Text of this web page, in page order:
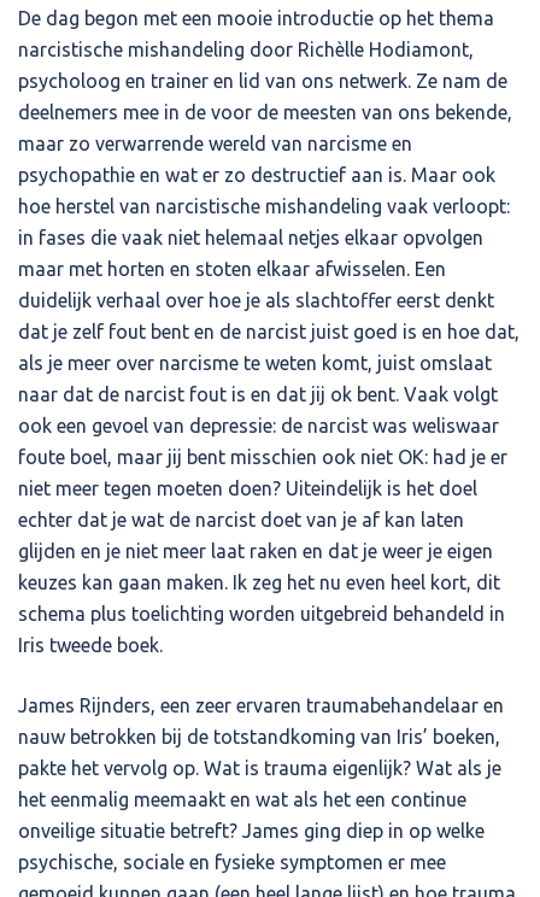
De dag begon met een mooie introductie op het thema
narcistische mishandeling door Richèlle Hodiamont,
psycholoog en trainer en lid van ons netwerk. Ze nam de
deelnemers mee in de voor de meesten van ons bekende,
maar zo verwarrende wereld van narcisme en
psychopathie en wat er zo destructief aan is. Maar ook
hoe herstel van narcistische mishandeling vaak verloopt:
in fases die vaak niet helemaal netjes elkaar opvolgen
maar met horten en stoten elkaar afwisselen. Een
duidelijk verhaal over hoe je als slachtoffer eerst denkt
dat je zelf fout bent en de narcist juist goed is en hoe dat,
als je meer over narcisme te weten komt, juist omslaat
naar dat de narcist fout is en dat jij ok bent. Vaak volgt
ook een gevoel van depressie: de narcist was weliswaar
foute boel, maar jij bent misschien ook niet OK: had je er
niet meer tegen moeten doen? Uiteindelijk is het doel
echter dat je wat de narcist doet van je af kan laten
glijden en je niet meer laat raken en dat je weer je eigen
keuzes kan gaan maken. Ik zeg het nu even heel kort, dit
schema plus toelichting worden uitgebreid behandeld in
Iris tweede boek.
James Rijnders, een zeer ervaren traumabehandelaar en
nauw betrokken bij de totstandkoming van Iris’ boeken,
pakte het vervolg op. Wat is trauma eigenlijk? Wat als je
het eenmalig meemaakt en wat als het een continue
onveilige situatie betreft? James ging diep in op welke
psychische, sociale en fysieke symptomen er mee